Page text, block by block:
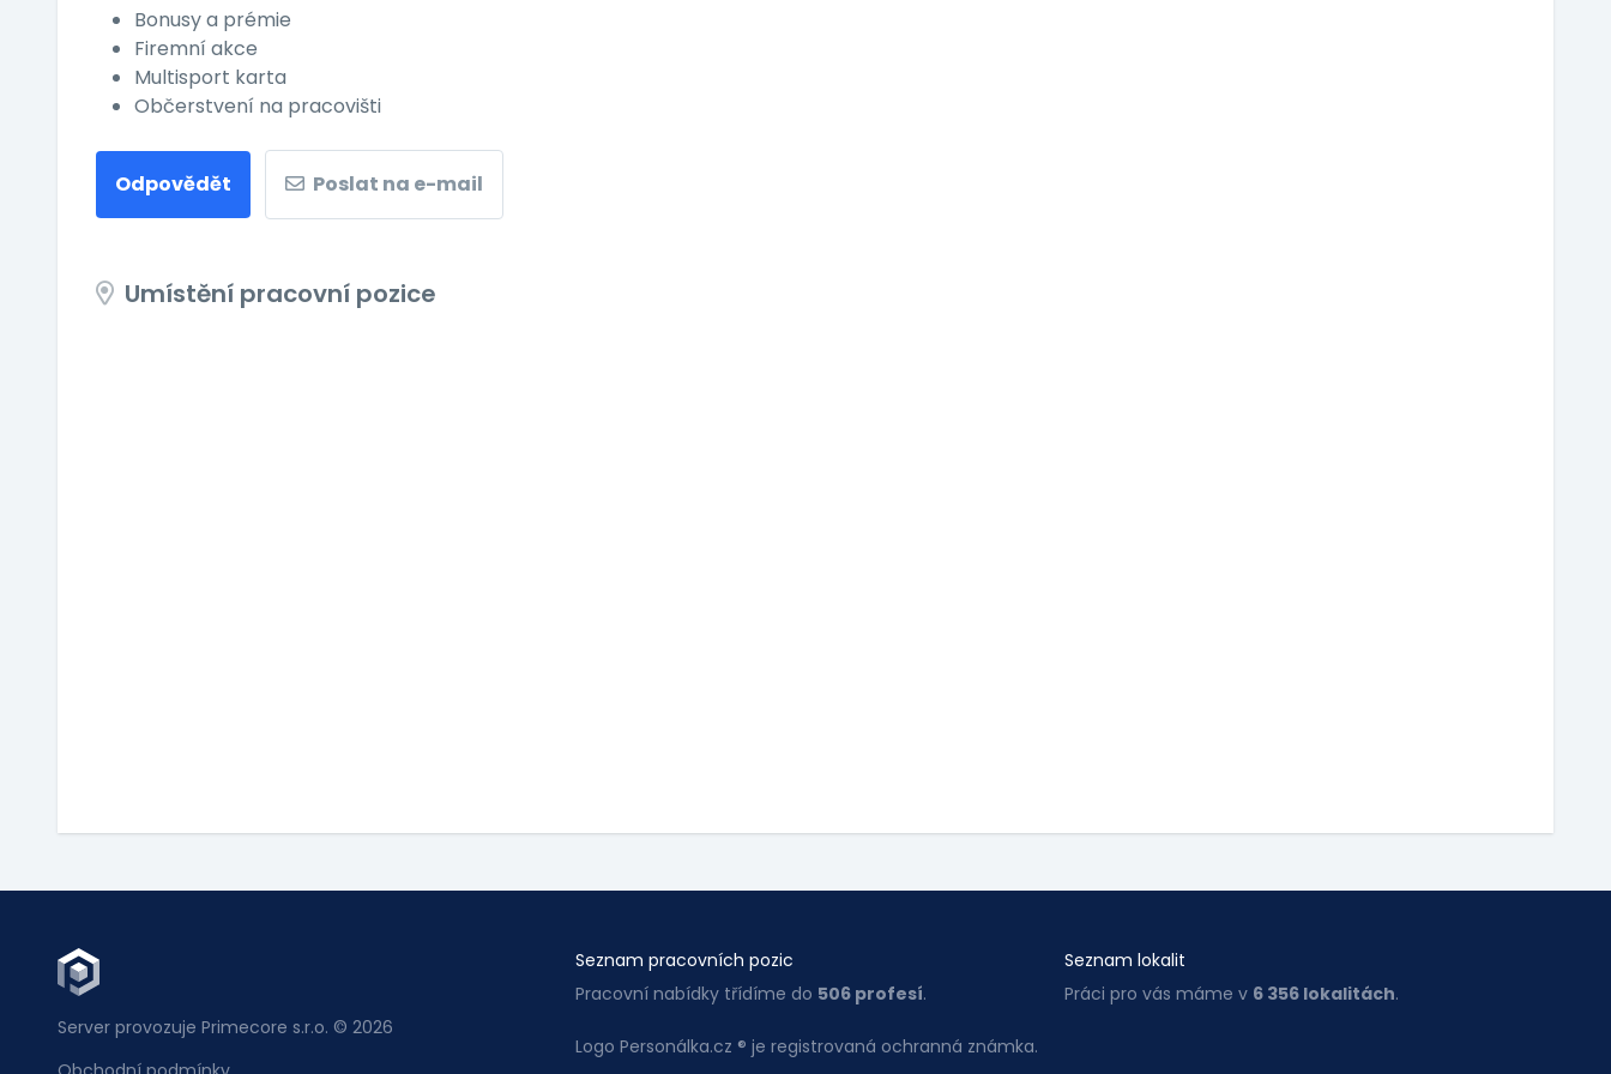
Bonusy a prémie
Firemní akce
Multisport karta
Občerstvení na pracovišti
Odpovědět Poslat na e-mail
Umístění pracovní pozice
Server provozuje Primecore s.r.o. © 2026
Seznam pracovních pozic
Pracovní nabídky třídíme do 506 profesí.
Seznam lokalit
Práci pro vás máme v 6 356 lokalitách.
Logo Personálka.cz ® je registrovaná ochranná známka.